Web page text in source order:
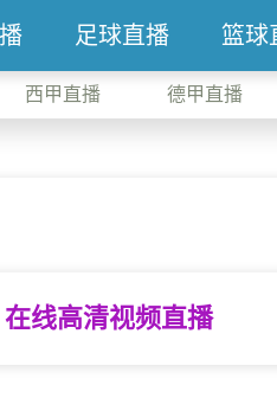
足球直播 篮球
西甲直播 德甲直播
线高清视频直播